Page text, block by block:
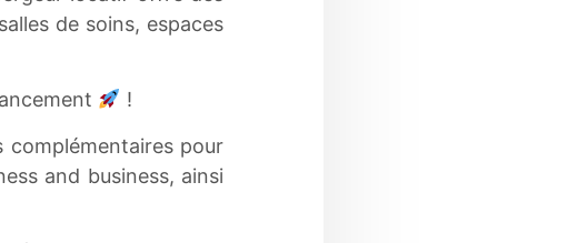
de soins, espaces
!
complémentaires pour
and business, ainsi